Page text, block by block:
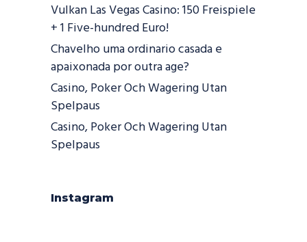
Vulkan Las Vegas Casino: 150 Freispiele
+ 1 Five-hundred Euro!
Chavelho uma ordinario casada e
apaixonada por outra age?
Casino, Poker Och Wagering Utan
Spelpaus
Casino, Poker Och Wagering Utan
Spelpaus
Instagram